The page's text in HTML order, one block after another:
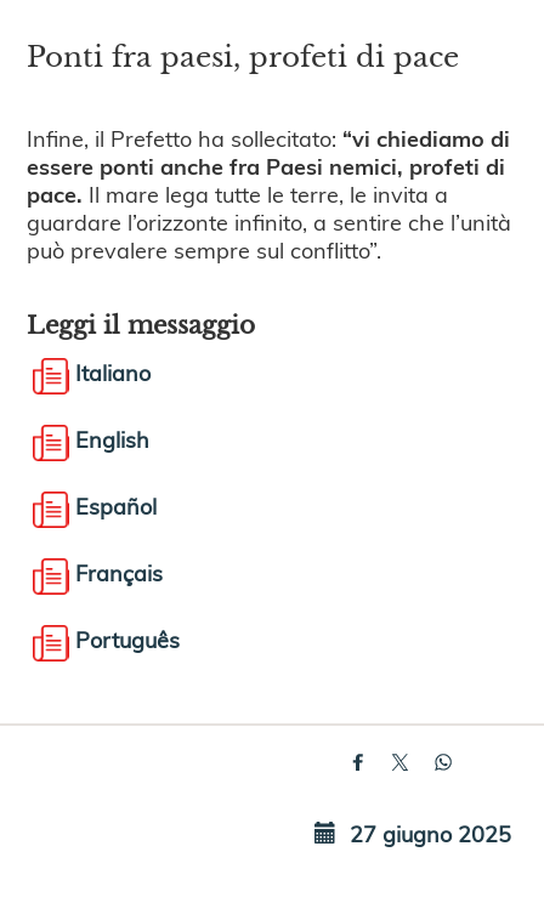
Ponti fra paesi, profeti di pace
Infine, il Prefetto ha sollecitato: “vi chiediamo di
essere ponti anche fra Paesi nemici, profeti di
pace. Il mare lega tutte le terre, le invita a
guardare l’orizzonte infinito, a sentire che l’unità
può prevalere sempre sul conflitto”.
Leggi il messaggio
Italiano
English
Español
Français
Português
27 giugno 2025